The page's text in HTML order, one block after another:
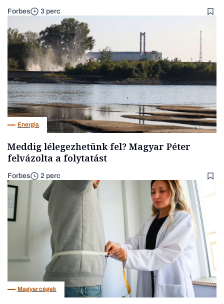
Forbes 3 perc
Energia
Meddig lélegezhetünk fel? Magyar Péter
felvázolta a folytatást
Forbes 2 perc
Magyar cégek